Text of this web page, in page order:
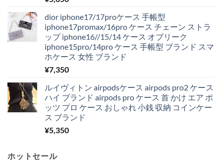
dior iphone17/17proケース 手帳型
iphone17promax/16pro ケース チェーン ストラ
ップ iphone16//15/14 ケース オブリーク
iphone15pro/14pro ケース 手帳型 ブランド スマ
ホケース 女性 ブランド
¥7,350
ルイヴィトン airpodsケース airpods pro2 ケース
ハイ ブランド airpods pro ケース 首 かけ エア ポ
ッツ プロ ケース おしゃれ 小銭 収納 コインケー
ス ブランド
¥5,350
ホットセール